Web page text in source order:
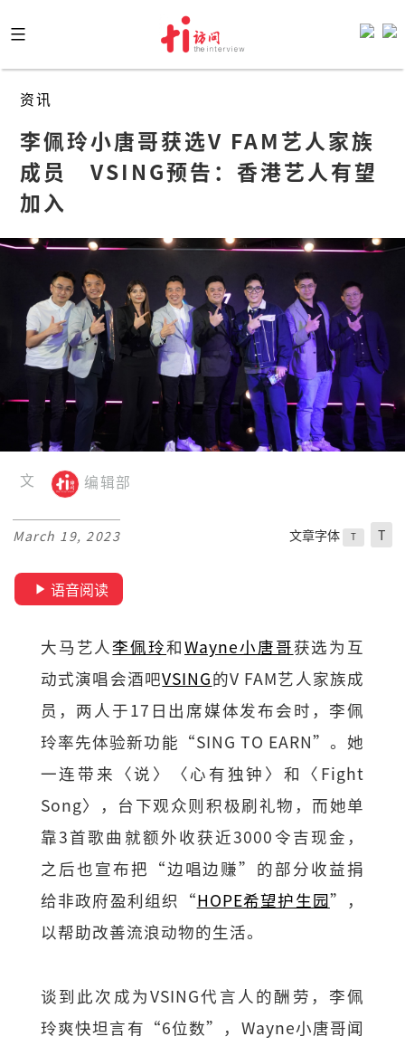
to
content
资讯
李佩玲小唐哥获选V FAM艺人家族
成员　VSING预告：香港艺人有望
加入
文 编辑部
March 19, 2023 文章字体 T T
语音阅读
大马艺人李佩玲和Wayne小唐哥获选为互
动式演唱会酒吧VSING的V FAM艺人家族成
员，两人于17日出席媒体发布会时，李佩
玲率先体验新功能“SING TO EARN”。她
一连带来〈说〉〈心有独钟〉和〈Fight
Song〉，台下观众则积极刷礼物，而她单
靠3首歌曲就额外收获近3000令吉现金，
之后也宣布把“边唱边赚”的部分收益捐
给非政府盈利组织“HOPE希望护生园”，
以帮助改善流浪动物的生活。
谈到此次成为VSING代言人的酬劳，李佩
玲爽快坦言有“6位数”，Wayne小唐哥闻